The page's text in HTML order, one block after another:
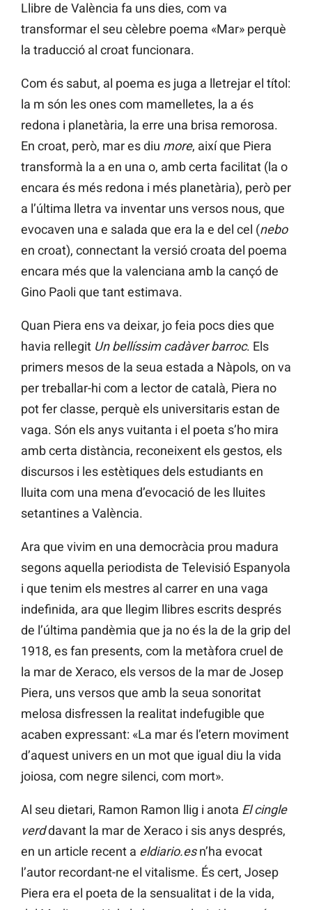
Llibre de València fa uns dies, com va
transformar el seu cèlebre poema «Mar» perquè
la traducció al croat funcionara.
Com és sabut, al poema es juga a lletrejar el títol:
la m són les ones com mamelletes, la a és
redona i planetària, la erre una brisa remorosa.
En croat, però, mar es diu more, així que Piera
transformà la a en una o, amb certa facilitat (la o
encara és més redona i més planetària), però per
a l’última lletra va inventar uns versos nous, que
evocaven una e salada que era la e del cel (nebo
en croat), connectant la versió croata del poema
encara més que la valenciana amb la cançó de
Gino Paoli que tant estimava.
Quan Piera ens va deixar, jo feia pocs dies que
havia rellegit Un bellíssim cadàver barroc. Els
primers mesos de la seua estada a Nàpols, on va
per treballar-hi com a lector de català, Piera no
pot fer classe, perquè els universitaris estan de
vaga. Són els anys vuitanta i el poeta s’ho mira
amb certa distància, reconeixent els gestos, els
discursos i les estètiques dels estudiants en
lluita com una mena d’evocació de les lluites
setantines a València.
Ara que vivim en una democràcia prou madura
segons aquella periodista de Televisió Espanyola
i que tenim els mestres al carrer en una vaga
indefinida, ara que llegim llibres escrits després
de l’última pandèmia que ja no és la de la grip del
1918, es fan presents, com la metàfora cruel de
la mar de Xeraco, els versos de la mar de Josep
Piera, uns versos que amb la seua sonoritat
melosa disfressen la realitat indefugible que
acaben expressant: «La mar és l’etern moviment
d’aquest univers en un mot que igual diu la vida
joiosa, com negre silenci, com mort».
Al seu dietari, Ramon Ramon llig i anota El cingle
verddavant la mar de Xeraco i sis anys després,
en un article recent a eldiario.esn’ha evocat
l’autor recordant-ne el vitalisme. És cert, Josep
Piera era el poeta de la sensualitat i de la vida,